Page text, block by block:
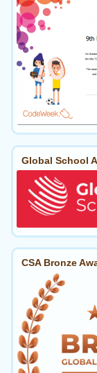
Global School
CSA Bronze